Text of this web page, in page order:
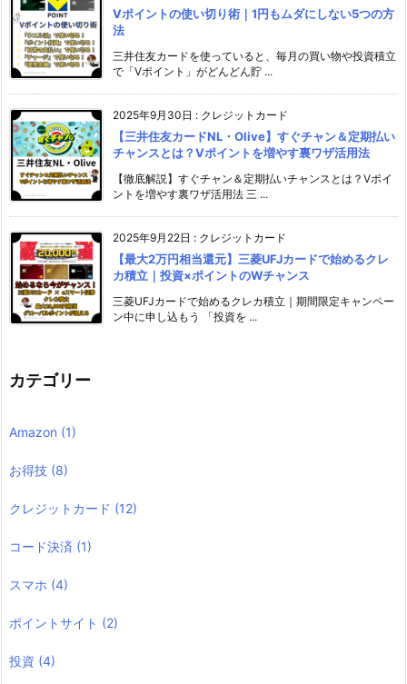
Vポイントの使い切り術｜1円もムダにしない5つの方
法
三井住友カードを使っていると、毎月の買い物や投資積立
で「Vポイント」がどんどん貯 ...
2025年9月30日 : クレジットカード
【三井住友カードNL・Olive】すぐチャン＆定期払い
チャンスとは？Vポイントを増やす裏ワザ活用法
【徹底解説】すぐチャン＆定期払いチャンスとは？Vポイ
ントを増やす裏ワザ活用法 三 ...
2025年9月22日 : クレジットカード
【最大2万円相当還元】三菱UFJカードで始めるクレ
カ積立｜投資×ポイントのWチャンス
三菱UFJカードで始めるクレカ積立｜期間限定キャンペー
ン中に申し込もう 「投資を ...
カテゴリー
Amazon (1)
お得技 (8)
クレジットカード (12)
コード決済 (1)
スマホ (4)
ポイントサイト (2)
投資 (4)